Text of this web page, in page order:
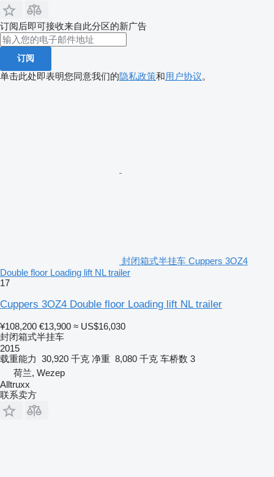
订阅后即可接收来自此分区的新广告
订阅
单击此处即表明您同意我们的隐私政策和用户协议。
封闭箱式半挂车 Cuppers 3OZ4
Double floor Loading lift NL trailer
17
Cuppers 3OZ4 Double floor Loading lift NL trailer
¥108,200 €13,900 ≈ US$16,030
封闭箱式半挂车
2015
载重能力 30,920 千克 净重 8,080 千克 车桥数 3
荷兰, Wezep
Alltruxx
联系卖方